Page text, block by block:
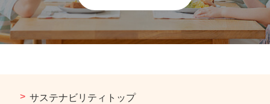
サステナビリティトップ